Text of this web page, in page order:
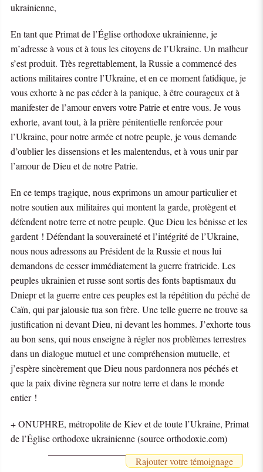
ukrainienne,
En tant que Primat de l’Église orthodoxe ukrainienne, je
m’adresse à vous et à tous les citoyens de l’Ukraine. Un malheur
s’est produit. Très regrettablement, la Russie a commencé des
actions militaires contre l’Ukraine, et en ce moment fatidique, je
vous exhorte à ne pas céder à la panique, à être courageux et à
manifester de l’amour envers votre Patrie et entre vous. Je vous
exhorte, avant tout, à la prière pénitentielle renforcée pour
l’Ukraine, pour notre armée et notre peuple, je vous demande
d’oublier les dissensions et les malentendus, et à vous unir par
l’amour de Dieu et de notre Patrie.
En ce temps tragique, nous exprimons un amour particulier et
notre soutien aux militaires qui montent la garde, protègent et
défendent notre terre et notre peuple. Que Dieu les bénisse et les
gardent ! Défendant la souveraineté et l’intégrité de l’Ukraine,
nous nous adressons au Président de la Russie et nous lui
demandons de cesser immédiatement la guerre fratricide. Les
peuples ukrainien et russe sont sortis des fonts baptismaux du
Dniepr et la guerre entre ces peuples est la répétition du péché de
Caïn, qui par jalousie tua son frère. Une telle guerre ne trouve sa
justification ni devant Dieu, ni devant les hommes. J’exhorte tous
au bon sens, qui nous enseigne à régler nos problèmes terrestres
dans un dialogue mutuel et une compréhension mutuelle, et
j’espère sincèrement que Dieu nous pardonnera nos péchés et
que la paix divine règnera sur notre terre et dans le monde
entier !
+ ONUPHRE, métropolite de Kiev et de toute l’Ukraine, Primat
de l’Église orthodoxe ukrainienne (source orthodoxie.com)
Rajouter votre témoignage